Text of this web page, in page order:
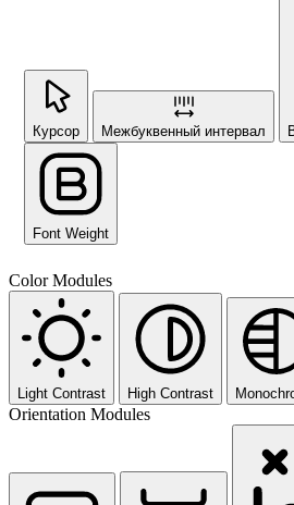
Курсор Межбуквенный интервал
Font Weight
Color Modules
Light Contrast High Contrast
Orientation Modules